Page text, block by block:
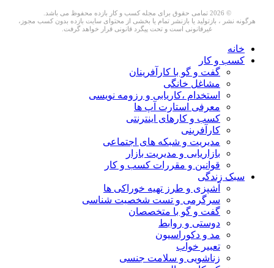
© 2026 تمامی حقوق برای مجله کسب و کار بازده محفوظ می باشد.
هرگونه نشر ، بازتولید یا بازنشر تمام یا بخشی از محتوای سایت بازده بدون کسب مجوز،
غیرقانونی است و تحت پیگرد قانونی قرار خواهد گرفت.
خانه
کسب و کار
گفت و گو با کارآفرینان
مشاغل خانگی
استخدام ،کاریابی و رزومه نویسی
معرفی استارت آپ ها
کسب و کارهای اینترنتی
کارآفرینی
مدیریت و شبکه های اجتماعی
بازاریابی و مدیریت بازار
قوانین و مقررات کسب و کار
سبک زندگی
آشپزی و طرز تهیه خوراکی ها
سرگرمی و تست شخصیت شناسی
گفت و گو با متخصصان
دوستی و روابط
مد و دکوراسیون
تعبیر خواب
زناشویی و سلامت جنسی